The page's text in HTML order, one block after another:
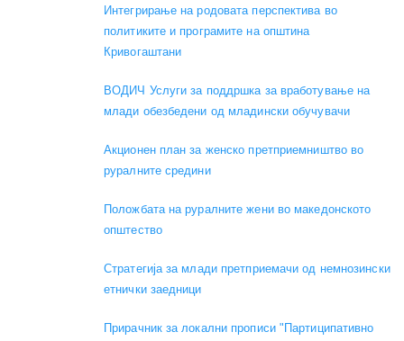
Интегрирање на родовата перспектива во
политиките и програмите на општина
Кривогаштани
ВОДИЧ Услуги за поддршка за вработување на
млади обезбедени од младински обучувачи
Акционен план за женско претприемништво во
руралните средини
Положбата на руралните жени во македонското
општество
Стратегија за млади претприемачи од немнозински
етнички заедници
Прирачник за локални прописи "Партиципативно